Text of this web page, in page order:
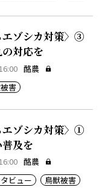
エゾシカ対策〉③
対応を
酪農
害
エゾシカ対策〉①
及を
酪農
ビュー 鳥獣被害